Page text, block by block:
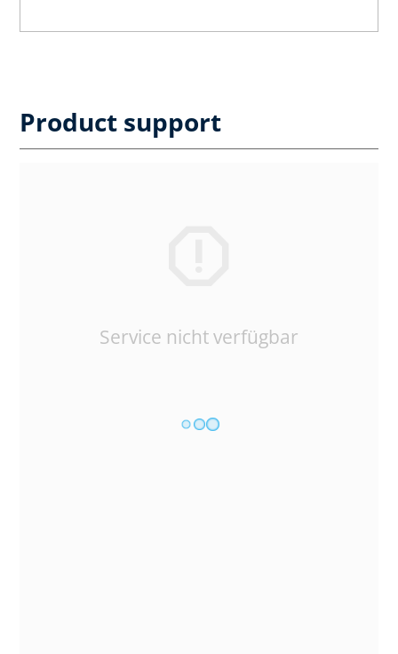
Product support
Service nicht verfügbar